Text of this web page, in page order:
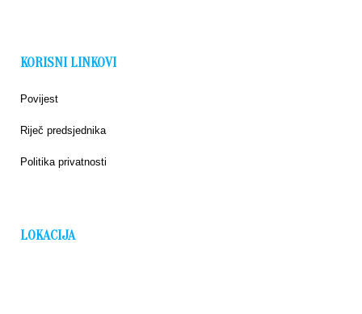
KORISNI LINKOVI
Povijest
Riječ predsjednika
Politika privatnosti
LOKACIJA